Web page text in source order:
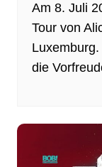
Am 8. Juli
Tour von
die